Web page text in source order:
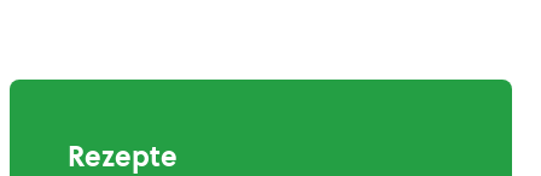
Rezepte